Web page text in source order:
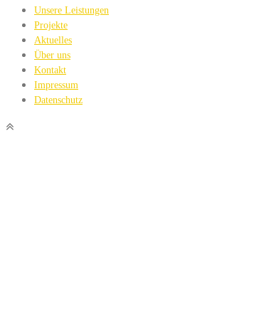
Unsere Leistungen
Projekte
Aktuelles
Über uns
Kontakt
Impressum
Datenschutz